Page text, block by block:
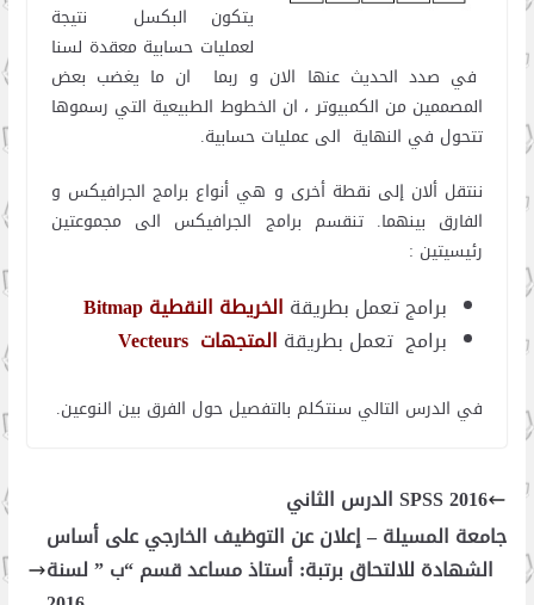
يتكون البكسل نتيجة
لعمليات حسابية معقدة لسنا
في صدد الحديث عنها الان و ربما ان ما يغضب بعض
المصممين من الكمبيوتر ، ان الخطوط الطبيعية التي رسموها
تتحول في النهاية الى عمليات حسابية.
ننتقل ألان إلى نقطة أخرى و هي أنواع برامج الجرافيكس و
الفارق بينهما. تنقسم برامج الجرافيكس الى مجموعتين
رئيسيتين :
برامج تعمل بطريقة الخريطة النقطيةBitmap
برامج تعمل بطريقة المتجهات Vecteurs
في الدرس التالي سنتكلم بالتفصيل حول الفرق بين النوعين.
SPSS 2016 الدرس الثاني
جامعة المسيلة – إعلان عن التوظيف الخارجي على أساس
الشهادة للالتحاق برتبة: أستاذ مساعد قسم “ب ” لسنة